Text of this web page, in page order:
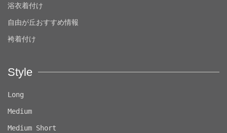
浴衣着付け
自由が丘おすすめ情報
袴着付け
Style
Long
Medium
Medium Short